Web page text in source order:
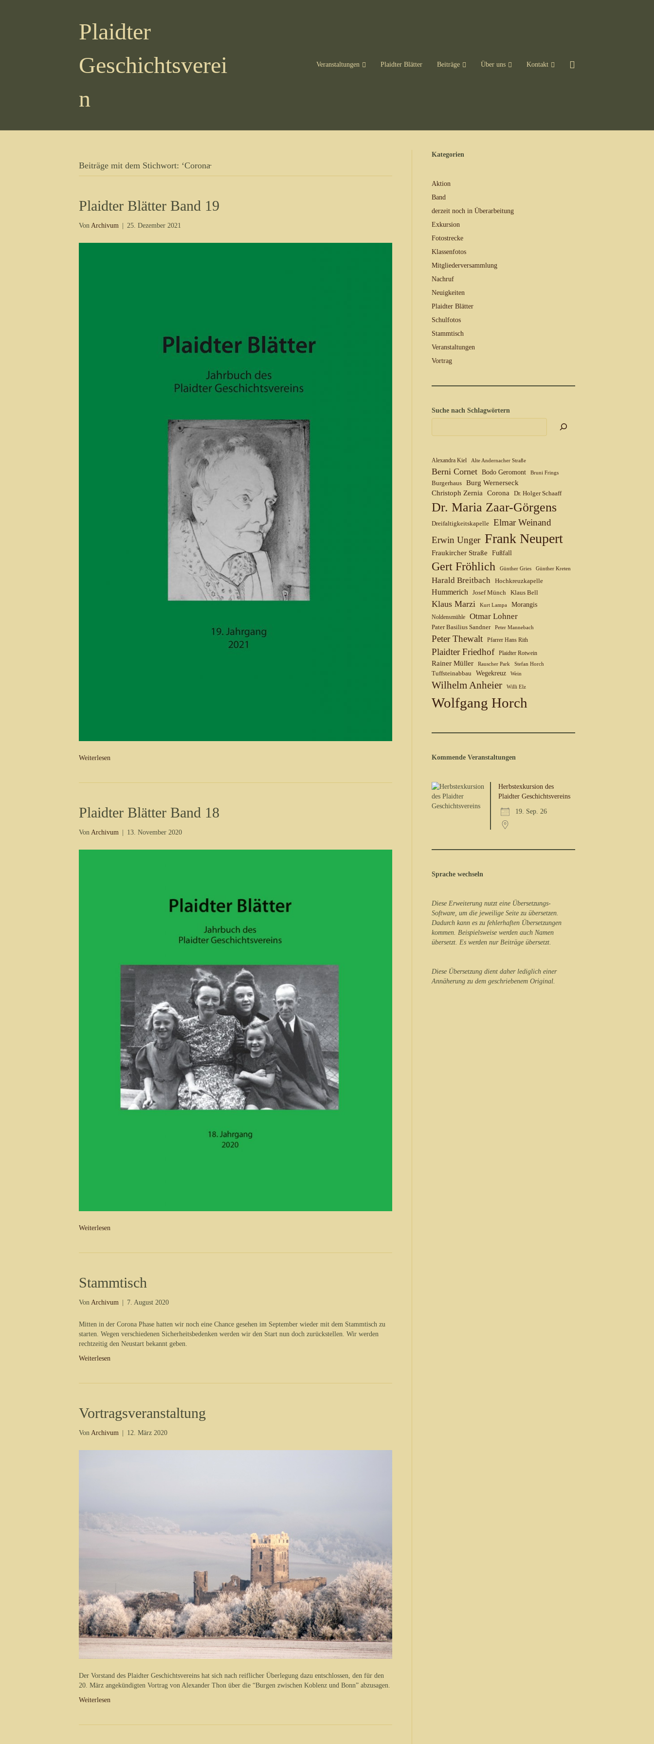
Plaidter
Geschichtsverei
n
Veranstaltungen Plaidter Blätter Beiträge Über uns Kontakt
Beiträge mit dem Stichwort: ‘Corona̵
Plaidter Blätter Band 19
Von Archivum 25. Dezember 2021
Weiterlesen
Plaidter Blätter Band 18
Von Archivum 13. November 2020
Weiterlesen
Stammtisch
Von Archivum | 7. August 2020
Mitten in der Corona Phase hatten wir noch eine Chance gesehen im September wieder mit dem Stammtisch zu
starten. Wegen verschiedenen Sicherheitsbedenken werden wir den Start nun doch zurückstellen. Wir werden
rechtzeitig den Neustart bekannt geben.
Weiterlesen
Vortragsveranstaltung
Von Archivum | 12. März 2020
Der Vorstand des Plaidter Geschichtsvereins hat sich nach reiflicher Überlegung dazu entschlossen, den für den
20. März angekündigten Vortrag von Alexander Thon über die “Burgen zwischen Koblenz und Bonn” abzusagen.
Weiterlesen
Kategorien
Aktion
Band
derzeit noch in Überarbeitung
Exkursion
Fotostrecke
Klassenfotos
Mitgliederversammlung
Nachruf
Neuigkeiten
Plaidter Blätter
Schulfotos
Stammtisch
Veranstaltungen
Vortrag
Suche nach Schlagwörtern
Alexandra Kiel Alte Andernacher Straße
Berni Cornet Bodo Geromont Bruni Frings
Burgerhaus Burg Wernerseck
Christoph Zernia
Corona Dr. Holger Schaaff
Dr. Maria Zaar-Görgens
Dreifaltigkeitskapelle Elmar Weinand
Erwin Unger Frank Neupert
Fraukircher Straße Fußfall
Gert Fröhlich Günther Gries Günther Kreten
Harald Breitbach Hochkreuzkapelle
Hummerich Josef Münch Klaus Bell
Klaus Marzi Kurt Lampa Morangis
Noldensmühle Otmar Lohner
Pater Basilius Sandner Peter Mannebach
Peter Thewalt Pfarrer Hans Rith
Plaidter Friedhof Plaidter Rotwein
Rainer Müller Rauscher Park Stefan Horch
Tuffsteinabbau Wegekreuz Wein
Wilhelm Anheier Willi Elz
Wolfgang Horch
Kommende Veranstaltungen
Herbstexkursion des
Plaidter Geschichtsvereins
19. Sep. 26
Sprache wechseln
Diese Erweiterung nutzt eine Übersetzungs-
Software, um die jeweilige Seite zu übersetzen.
Dadurch kann es zu fehlerhaften Übersetzungen
kommen. Beispielsweise werden auch Namen
übersetzt. Es werden nur Beiträge übersetzt.
Diese Übersetzung dient daher lediglich einer
Annäherung zu dem geschriebenem Original.